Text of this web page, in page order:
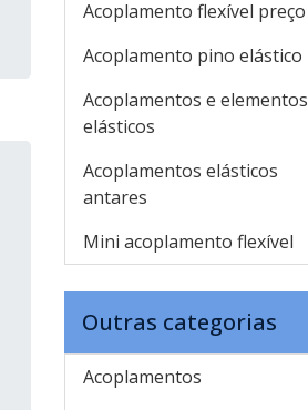
Acoplamento flexível preço
Acoplamento pino elástico
Acoplamentos e elementos
elásticos
Acoplamentos elásticos
antares
Mini acoplamento flexível
Outras categorias
Acoplamentos